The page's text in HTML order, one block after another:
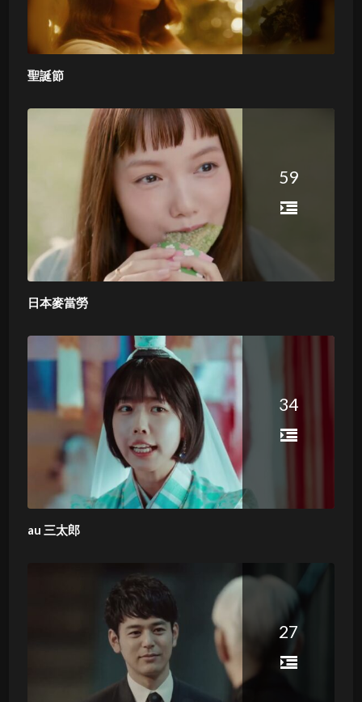
聖誕節
59
日本麥當勞
34
au 三太郎
27